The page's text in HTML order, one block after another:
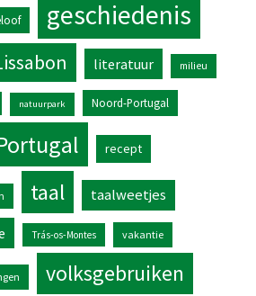
geschiedenis
literatuur milieu
natuurpark Noord-Portugal
recept
taal taalweetjes
Trás-os-Montes vakantie
volksgebruiken